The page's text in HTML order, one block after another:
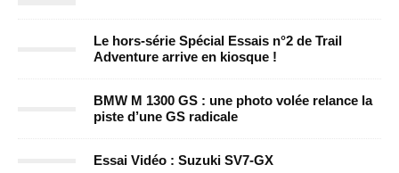
Le hors-série Spécial Essais n°2 de Trail
Adventure arrive en kiosque !
BMW M 1300 GS : une photo volée relance la
piste d’une GS radicale
Essai Vidéo : Suzuki SV7-GX